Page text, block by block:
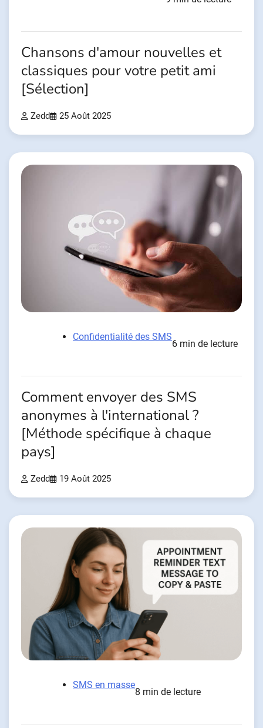
Chansons d'amour nouvelles et
classiques pour votre petit ami
[Sélection]
Zedd 25 Août 2025
Confidentialité des SMS
6 min de lecture
Comment envoyer des SMS
anonymes à l'international ?
[Méthode spécifique à chaque
pays]
Zedd 19 Août 2025
SMS en masse
8 min de lecture